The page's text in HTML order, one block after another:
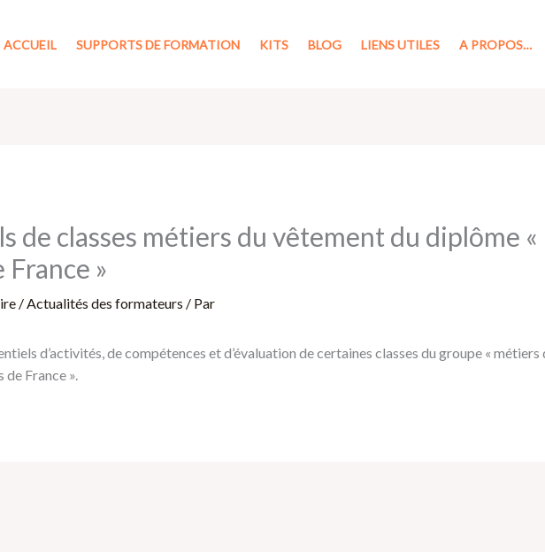
ACCUEIL SUPPORTS DE FORMATION KITS BLOG LIENS UTILES A PROPOS…
de classes métiers du vêtement du diplôme
»
/Actualités des formateurs / Par
d’activités, de compétences et d’évaluation de certaines classes du groupe « métiers
France ».